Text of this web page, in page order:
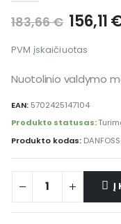
183,66€ 156,11
PVM įskaičiuotas
Nuotolinio valdymo
EAN: 5702425147104
Produkto statusas:
Produkto kodas:
Į
Alternative: